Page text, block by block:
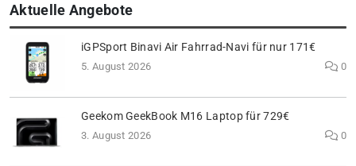
Aktuelle Angebote
iGPSport Binavi Air Fahrrad-Navi für nur 171€
5. August 2026 0
Geekom GeekBook M16 Laptop für 729€
3. August 2026 0